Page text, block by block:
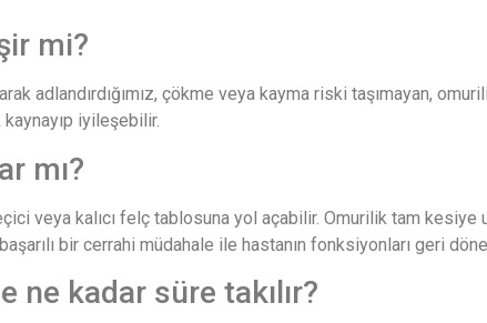
mi?
adlandırdığımız, çökme veya kayma riski taşımayan,
iyileşebilir.
mı?
veya kalıcı felç tablosuna yol açabilir. Omurilik tam
bir cerrahi müdahale ile hastanın fonksiyonları geri
ne kadar süre takılır?